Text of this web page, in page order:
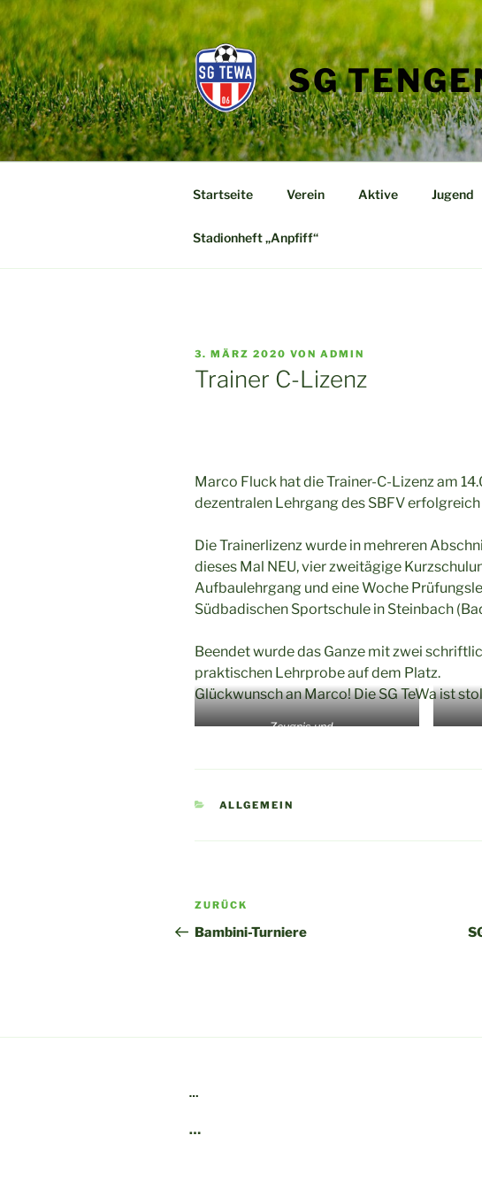
Zum
Inhalt
springen
SG
Startseite Verein Aktive Jugend
Stadionheft „Anpfiff“
VERÖFFENTLICHT
AM
3. MÄRZ 2020 VON ADMIN
Trainer C-Lizenz
Marco Fluck hat die Trainer-C-Lizenz am
dezentralen Lehrgang des SBFV
Die Trainerlizenz wurde in mehreren
dieses Mal NEU, vier zweitägige
Aufbaulehrgang und eine Woche
Südbadischen Sportschule in Steinbach
Beendet wurde das Ganze mit zwei
praktischen Lehrprobe auf dem Platz.
Glückwunsch an Marco! Die SG TeWa ist
Zeugnis und …
KATEGORIEN
ALLGEMEIN
Beitragsnavigation
Vorheriger
Beitrag
ZURÜCK
Bambini-Turniere
…
…